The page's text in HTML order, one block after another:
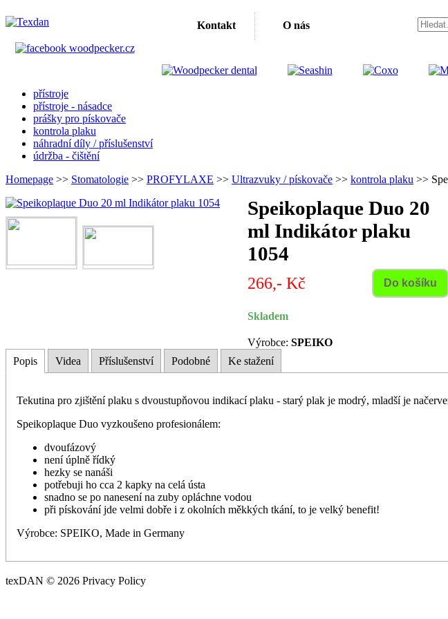
Kontakt O nás
přístroje
přístroje - násadce
prášky pro pískovače
kontrola plaku
náhradní díly / příslušenství
údržba - čištění
Homepage >> Stomatologie >> PROFYLAXE >> Ultrazvuky / pískovače >> kontrola plaku >>
Speikoplaque Duo 20
ml Indikátor plaku
1054
266,- Kč
Skladem
Výrobce: SPEIKO
Popis
Videa Příslušenství Podobné Ke stažení
Tekutina pro zjištění plaku s dvoustupňovou indikací plaku - starý plak je modrý, mladší je
Speikoplaque Duo vyzkoušeno profesionálem:
dvoufázový
není úplně řídký
hezky se nanáši
potřebuji ho cca 2 kapky na celá ústa
snadno se po nanesení na zuby opláchne vodou
při pískování jde velmi dobře i z okolních měkkých tkání, to je velký benefit!
Výrobce: SPEIKO, Made in Germany
texDAN © 2026 Privacy Policy